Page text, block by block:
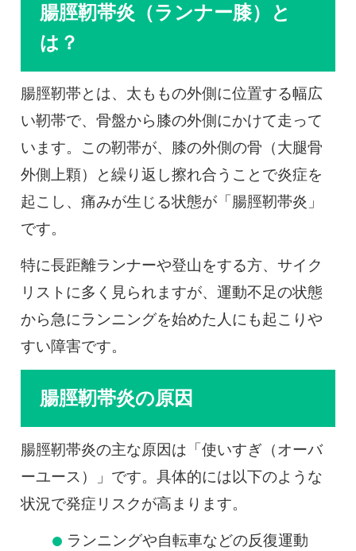
腸脛靭帯炎（ランナー膝）と
は？
腸脛靭帯とは、太ももの外側に位置する幅広
い靭帯で、骨盤から膝の外側にかけて走って
います。この靭帯が、膝の外側の骨（大腿骨
外側上顆）と繰り返し擦れ合うことで炎症を
起こし、痛みが生じる状態が「腸脛靭帯炎」
です。
特に長距離ランナーや登山をする方、サイク
リストに多く見られますが、運動不足の状態
から急にランニングを始めた人にも起こりや
すい障害です。
腸脛靭帯炎の原因
腸脛靭帯炎の主な原因は「使いすぎ（オーバ
ーユース）」です。具体的には以下のような
状況で発症リスクが高まります。
ランニングや自転車などの反復運動